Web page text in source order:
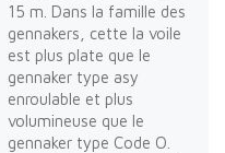
15 m. Dans la famille des
gennakers, cette la voile
est plus plate que le
gennaker type asy
enroulable et plus
volumineuse que le
gennaker type Code O.